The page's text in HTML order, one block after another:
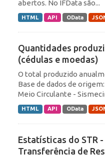
abertos. No IFData são...
HTML API OData
Quantidades
(cédulas e moedas)
O total produzido
Base de dados de
Meio Circulante -
HTML API OData
Estatísticas do STR
Transferência de